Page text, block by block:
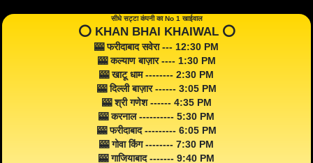
सीधे सट्टा कंपनी का No 1 खाईवाल
⭕️ KHAN BHAI KHAIWAL ⭕️
🎰 फरीदाबाद सवेरा --- 12:30 PM
🎰 कल्याण बाज़ार ---- 1:30 PM
🎰 खाटू धाम -------- 2:30 PM
🎰 दिल्ली बाज़ार ------ 3:05 PM
🎰 श्री गणेश ------ 4:35 PM
🎰 करनाल ---------- 5:30 PM
🎰 फरीदाबाद --------- 6:05 PM
🎰 गोवा किंग -------- 7:30 PM
🎰 गाजियाबाद ------- 9:40 PM